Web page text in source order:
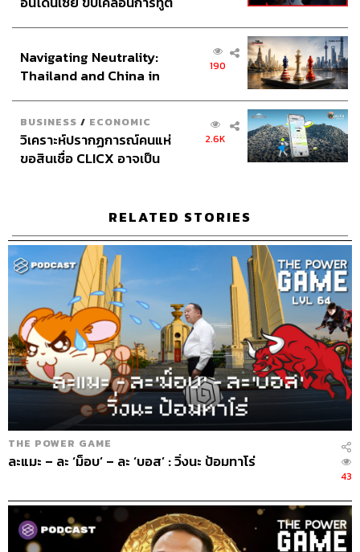
53
THE STANDARD PODCAST
ทีมงาน THE STANDARD PODCAST
อินโดนีเซีย
Navigating Neutrality:
Thailand and China in
190
BUSINESS / ECONOMIC
วิเคราะห์ปรากฏการณ์คนแห่
ขอสินเชื่อ CLICX อาจเป็น
2.6K
RELATED STORIES
THE POWER GAME
ละแมะ – ละ ‘ม็อบ’ – ละ ‘บอส’ : วิ่งนะ ป้อมทาโร่
43